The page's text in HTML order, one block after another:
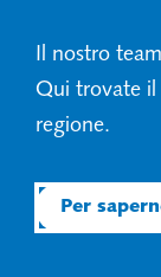
Il nostro
Qui trovate il
regione.
Per